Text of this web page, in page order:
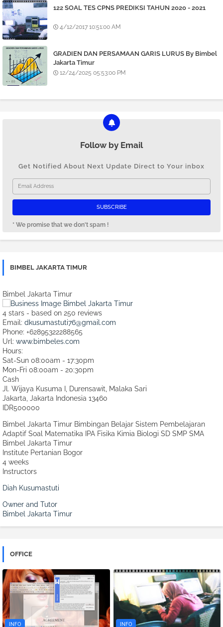
122 SOAL TES CPNS PREDIKSI TAHUN 2020 - 2021
4/12/2017 10:51:00 AM
GRADIEN DAN PERSAMAAN GARIS LURUS By Bimbel
Jakarta Timur
12/24/2025 05:53:00 PM
Follow by Email
Get Notified About Next Update Direct to Your inbox
* We promise that we don't spam !
BIMBEL JAKARTA TIMUR
Bimbel Jakarta Timur
4 stars - based on 250 reviews
Email: dkusumastuti76@gmail.com
Phone: +62895322288565
Url: www.bimbeles.com
Hours:
Sat-Sun 08:00am - 17:30pm
Mon-Fri 08:00am - 20:30pm
Cash
Jl. Wijaya Kusuma I, Durensawit, Malaka Sari
Jakarta Jakarta Indonesia 13460
IDR500000
Bimbel Jakarta Timur Bimbingan Belajar Sistem Pembelajaran
Adaptif Soal Matematika IPA Fisika Kimia Biologi SD SMP SMA
Bimbel Jakarta Timur
Institute Pertanian Bogor
4 weeks
Instructors
Diah Kusumastuti
Owner and Tutor
Bimbel Jakarta Timur
OFFICE
INFO INFO